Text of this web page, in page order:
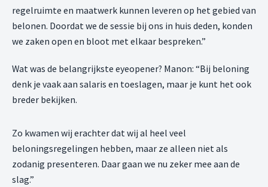
regelruimte en maatwerk kunnen leveren op het gebied van
belonen. Doordat we de sessie bij ons in huis deden, konden
we zaken open en bloot met elkaar bespreken.”
Wat was de belangrijkste eyeopener? Manon: “Bij beloning
denk je vaak aan salaris en toeslagen, maar je kunt het ook
breder bekijken.
Zo kwamen wij erachter dat wij al heel veel
beloningsregelingen hebben, maar ze alleen niet als
zodanig presenteren. Daar gaan we nu zeker mee aan de
slag.”